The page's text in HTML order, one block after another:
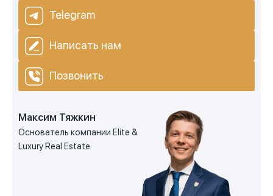
Telegram
Написать нам
Позвонить
Максим Тяжкин
Основатель компании Elite &
Luxury Real Estate